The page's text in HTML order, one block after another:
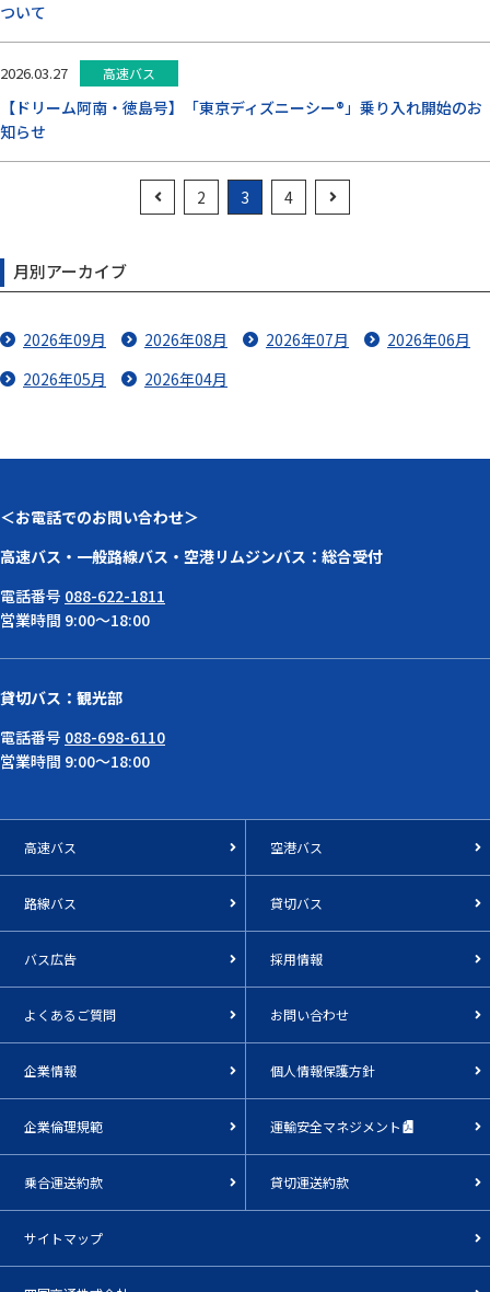
ついて
2026.03.27 高速バス
【ドリーム阿南・徳島号】「東京ディズニーシー®」乗り入れ開始のお
知らせ
2 3 4
月別アーカイブ
2026年09月 2026年08月 2026年07月
2026年06月
2026年05月
2026年04月
＜お電話でのお問い合わせ＞
高速バス・一般路線バス・空港リムジンバス：総合受付
電話番号 088-622-1811
営業時間 9:00～18:00
貸切バス：観光部
電話番号 088-698-6110
営業時間 9:00～18:00
高速バス 空港バス
路線バス 貸切バス
バス広告 採用情報
よくあるご質問 お問い合わせ
企業情報 個人情報保護方針
企業倫理規範 運輸安全マネジメント
乗合運送約款 貸切運送約款
サイトマップ